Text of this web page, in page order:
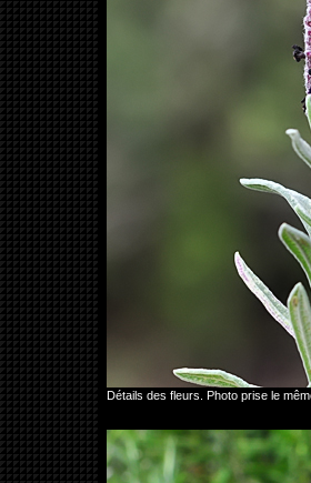
Détails des fleurs. Photo prise le